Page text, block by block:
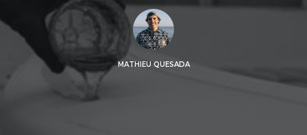
MATHIEU QUESADA